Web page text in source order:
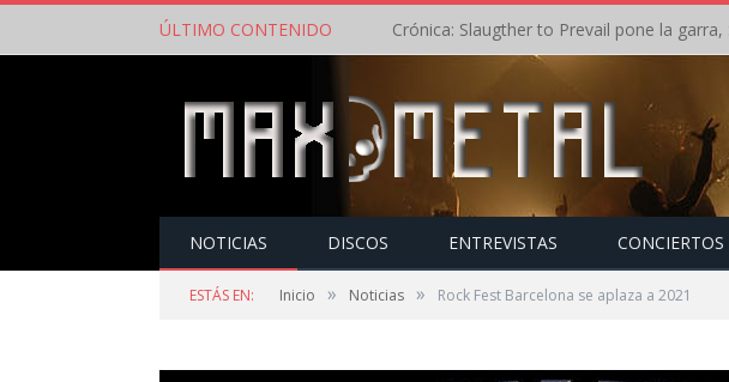
ÚLTIMO CONTENIDO
NOTICIAS DISCOS ENTREVISTAS CONCIERTOS
ESTÁS EN: Inicio » Noticias » Rock Fest Barcelona se aplaza a 2021